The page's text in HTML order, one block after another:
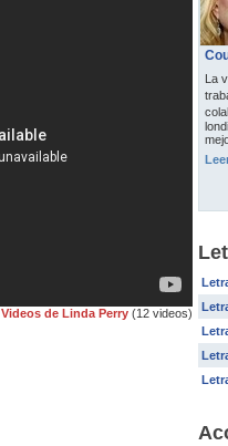
Videos de Linda Perry (12 videos)
La